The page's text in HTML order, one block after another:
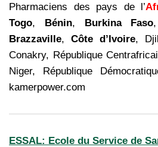
Pharmaciens des pays de l’
Togo, Bénin, Burkina Faso
Brazzaville, Côte d’Ivoire,
Conakry, République
Niger, République
kamerpower.com
ESSAL: Ecole du Service de